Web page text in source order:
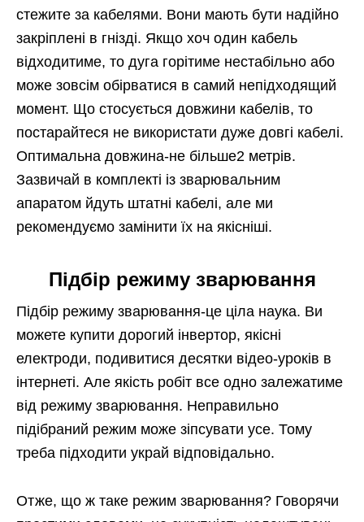
стежите за кабелями. Вони мають бути надійно
закріплені в гнізді. Якщо хоч один кабель
відходитиме, то дуга горітиме нестабільно або
може зовсім обірватися в самий непідходящий
момент. Що стосується довжини кабелів, то
постарайтеся не використати дуже довгі кабелі.
Оптимальна довжина-не більше2 метрів.
Зазвичай в комплекті із зварювальним
апаратом йдуть штатні кабелі, але ми
рекомендуємо замінити їх на якісніші.
Підбір режиму зварювання
Підбір режиму зварювання-це ціла наука. Ви
можете купити дорогий інвертор, якісні
електроди, подивитися десятки відео-уроків в
інтернеті. Але якість робіт все одно залежатиме
від режиму зварювання. Неправильно
підібраний режим може зіпсувати усе. Тому
треба підходити украй відповідально.
Отже, що ж таке режим зварювання? Говорячи